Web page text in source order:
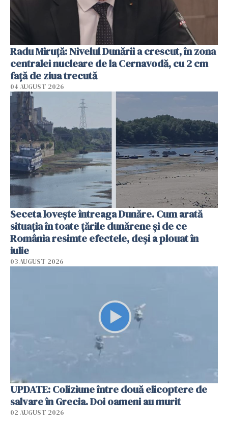
Radu Miruţă: Nivelul Dunării a crescut, în zona
centralei nucleare de la Cernavodă, cu 2 cm
faţă de ziua trecută
04 AUGUST 2026
Seceta lovește întreaga Dunăre. Cum arată
situația în toate țările dunărene și de ce
România resimte efectele, deși a plouat în
iulie
03 AUGUST 2026
UPDATE: Coliziune între două elicoptere de
salvare în Grecia. Doi oameni au murit
02 AUGUST 2026